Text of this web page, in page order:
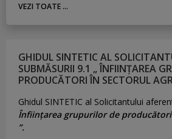
VEZI TOATE ...
GHIDUL SINTETIC AL
SUBMĂSURII 9.1 „ ÎNFIINȚAREA
PRODUCĂTORI ÎN SECTORUL
Ghidul SINTETIC al Solicitantului
Înființarea grupurilor de
”.